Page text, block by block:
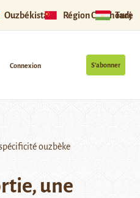
Ouzbékistan Région Ouïghoure
S’abonner
Connexion
ouzbèke
une